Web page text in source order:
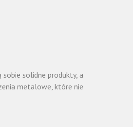
solidne produkty, a
metalowe, które nie